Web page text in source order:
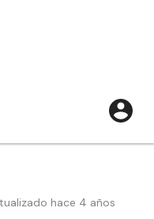
hace 4 años